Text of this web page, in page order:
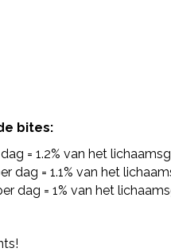
bites:
= 1.2% van het
dag = 1.1% van het
dag = 1% van het